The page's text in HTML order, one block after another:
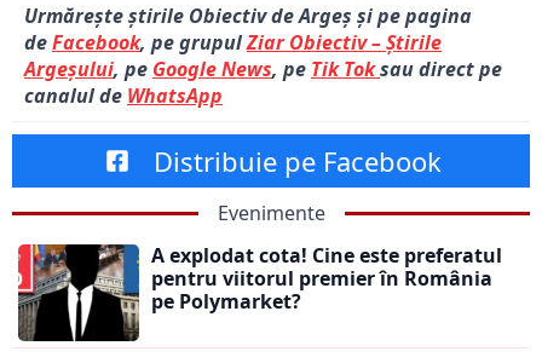
Urmărește știrile Obiectiv de Argeș și pe pagina
deFacebook, pe grupulZiar Obiectiv – Știrile
Argeșului, pe Google News, pe Tik Toksau direct pe
canalul de WhatsApp
Distribuie pe Facebook
Evenimente
A explodat cota! Cine este preferatul
pentru viitorul premier în România
pe Polymarket?